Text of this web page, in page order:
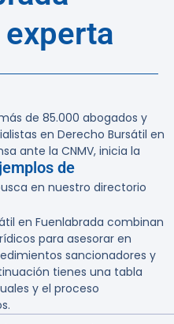
de 85.000 abogados y
en Derecho Bursátil en
ante la CNMV, inicia la
de
en nuestro directorio
en Fuenlabrada combinan
para asesorar en
sancionadores y
tienes una tabla
y el proceso